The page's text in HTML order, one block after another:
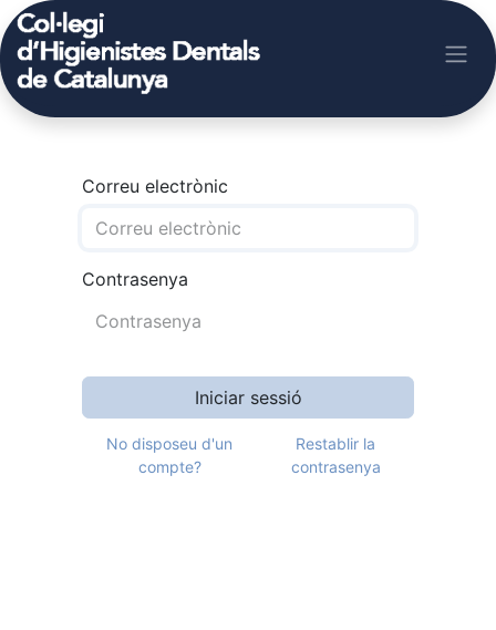
Correu electrònic
Contrasenya
Iniciar sessió
No disposeu d'un
compte?
Restablir la
contrasenya